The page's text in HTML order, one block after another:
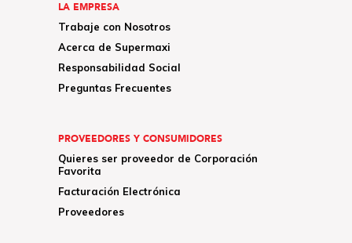
LA EMPRESA
Trabaje con Nosotros
Acerca de Supermaxi
Responsabilidad Social
Preguntas Frecuentes
PROVEEDORES Y CONSUMIDORES
Quieres ser proveedor de Corporación
Favorita
Facturación Electrónica
Proveedores